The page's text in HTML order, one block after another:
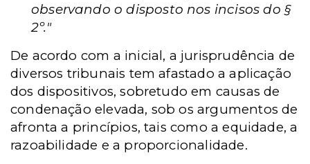
observando o disposto nos incisos do §
2º."
De acordo com a inicial, a jurisprudência de
diversos tribunais tem afastado a aplicação
dos dispositivos, sobretudo em causas de
condenação elevada, sob os argumentos de
afronta a princípios, tais como a equidade, a
razoabilidade e a proporcionalidade.